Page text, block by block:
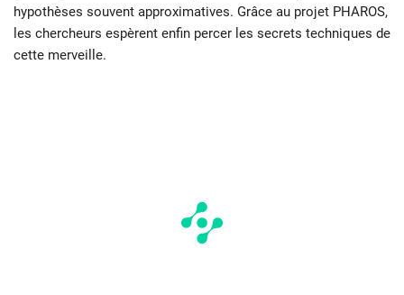
hypothèses souvent approximatives. Grâce au projet PHAROS,
les chercheurs espèrent enfin percer les secrets techniques de
cette merveille.